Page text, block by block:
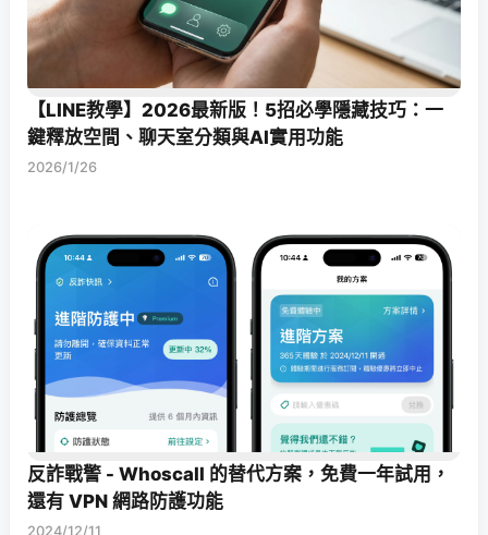
【LINE教學】2026最新版！5招必學隱藏技巧：一
鍵釋放空間、聊天室分類與AI實用功能
2026/1/26
反詐戰警 - Whoscall 的替代方案，免費一年試用，
還有 VPN 網路防護功能
2024/12/11